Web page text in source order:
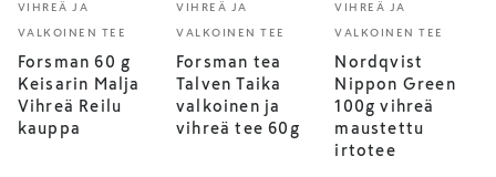
VIHREÄ JA
VALKOINEN TEE
Forsman 60 g
Keisarin Malja
Vihreä Reilu
kauppa
VIHREÄ JA
VALKOINEN TEE
Forsman tea
Talven Taika
valkoinen ja
vihreä tee 60g
VIHREÄ JA
VALKOINEN TEE
Nordqvist
Nippon Green
100g vihreä
maustettu
irtotee